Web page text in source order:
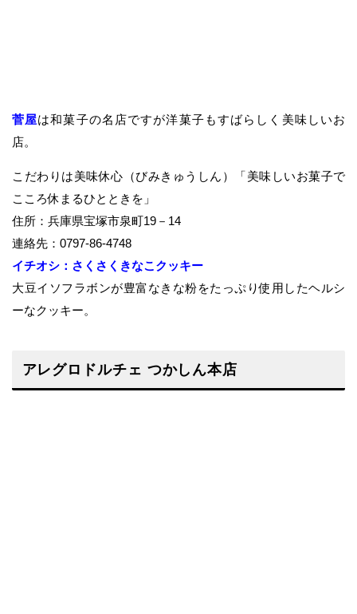
菅屋は和菓子の名店ですが洋菓子もすばらしく美味しいお
店。
こだわりは美味休心（びみきゅうしん）「美味しいお菓子で
こころ休まるひとときを」
住所：兵庫県宝塚市泉町19－14
連絡先：0797-86-4748
イチオシ：さくさくきなこクッキー
大豆イソフラボンが豊富なきな粉をたっぷり使用したヘルシ
ーなクッキー。
アレグロドルチェ つかしん本店